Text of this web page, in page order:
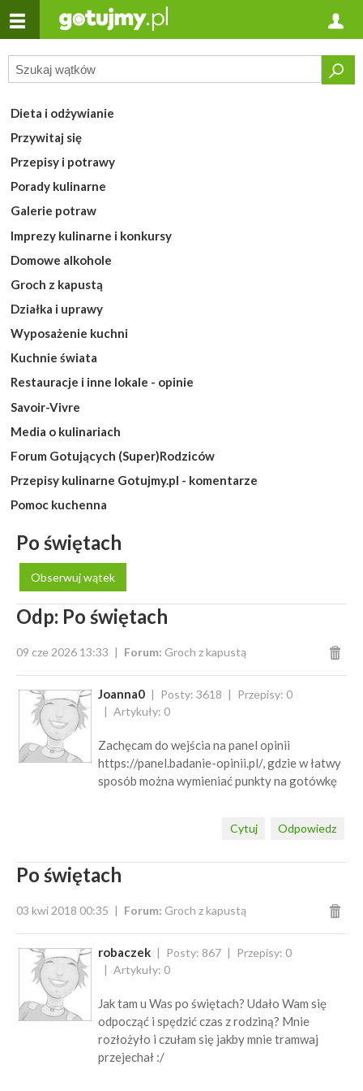
Dieta i odżywianie
Przywitaj się
Przepisy i potrawy
Porady kulinarne
Galerie potraw
Imprezy kulinarne i konkursy
Domowe alkohole
Groch z kapustą
Działka i uprawy
Wyposażenie kuchni
Kuchnie świata
Restauracje i inne lokale - opinie
Savoir-Vivre
Media o kulinariach
Forum Gotujących (Super)Rodziców
Przepisy kulinarne Gotujmy.pl - komentarze
Pomoc kuchenna
Po świętach
Obserwuj wątek
Odp: Po świętach
09 cze 2026 13:33 Forum: Groch z kapustą
Joanna0 Posty: 3618
Przepisy: 0
Artykuły: 0
Zachęcam do wejścia na panel opinii
https://panel.badanie-opinii.pl/, gdzie w łatwy
sposób można wymieniać punkty na gotówkę
Odpowiedz
Cytuj
Po świętach
03 kwi 2018 00:35 Forum: Groch z kapustą
robaczek Posty: 867
Przepisy: 0
Artykuły: 0
Jak tam u Was po świętach? Udało Wam się
odpocząć i spędzić czas z rodziną? Mnie
rozłożyło i czułam się jakby mnie tramwaj
przejechał :/